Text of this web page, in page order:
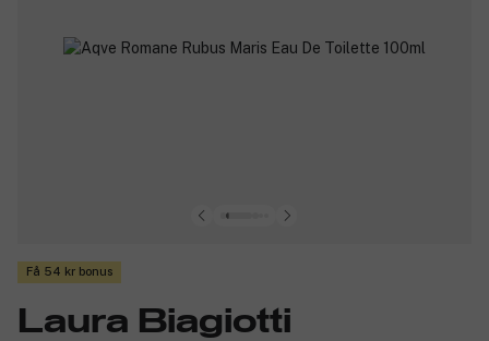
Få 54 kr bonus
Laura Biagiotti